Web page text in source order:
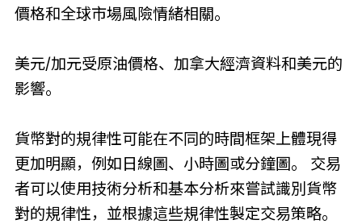
價格和全球市場風險情緒相關。
美元/加元受原油價格、加拿大經濟資料和美元的
影響。
貨幣對的規律性可能在不同的時間框架上體現得
更加明顯，例如日線圖、小時圖或分鐘圖。 交易
者可以使用技術分析和基本分析來嘗試識別貨幣
對的規律性，並根據這些規律性製定交易策略。